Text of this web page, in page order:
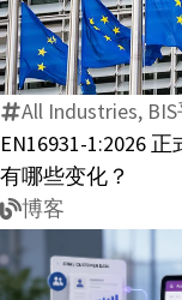
All Industries,
EN16931-1:2026
有哪些变化？
博客